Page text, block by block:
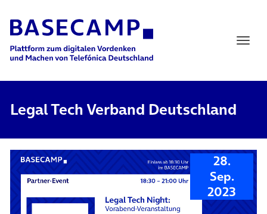
Main Navigation
Legal Tech Verband Deutschland
28.
Sep.
2023